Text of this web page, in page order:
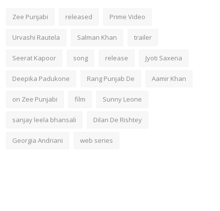
Zee Punjabi released Prime Video
Urvashi Rautela Salman Khan trailer
Seerat Kapoor song release Jyoti Saxena
Deepika Padukone Rang Punjab De Aamir Khan
on Zee Punjabi film Sunny Leone
sanjay leela bhansali Dilan De Rishtey
Georgia Andriani web series